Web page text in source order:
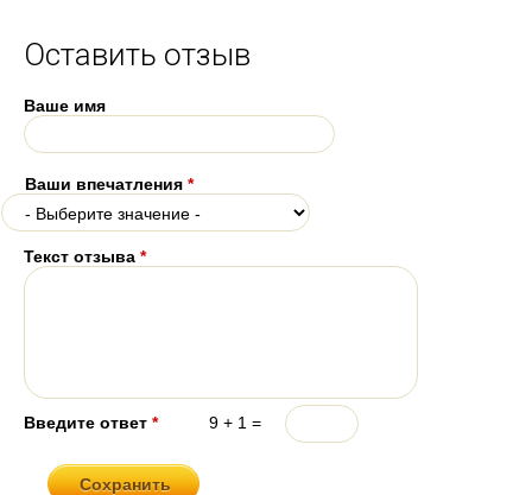
Оставить отзыв
Ваше имя
Ваши впечатления *
Текст отзыва *
Введите ответ * 9 + 1 =